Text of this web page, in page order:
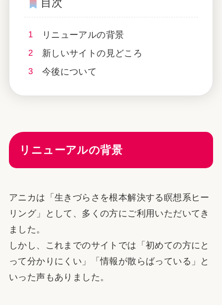
目次
リニューアルの背景
新しいサイトの見どころ
今後について
リニューアルの背景
アニカは「生きづらさを根本解決する瞑想系ヒー
リング」として、多くの方にご利用いただいてき
ました。
しかし、これまでのサイトでは「初めての方にと
って分かりにくい」「情報が散らばっている」と
いった声もありました。